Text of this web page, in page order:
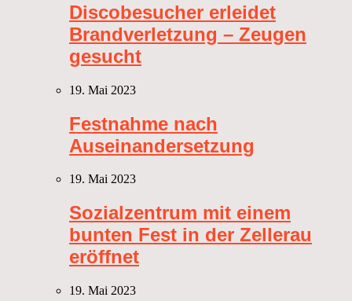
Discobesucher erleidet
Brandverletzung – Zeugen
gesucht
19. Mai 2023
Festnahme nach
Auseinandersetzung
19. Mai 2023
Sozialzentrum mit einem
bunten Fest in der Zellerau
eröffnet
19. Mai 2023